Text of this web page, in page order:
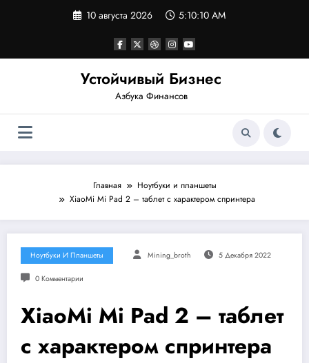
10 августа 2026 5:10:11 AM
Устойчивый Бизнес
Азбука Финансов
Главная
Ноутбуки и планшеты
XiaoMi Mi Pad 2 – таблет с характером спринтера
Ноутбуки И Планшеты Mining_broth 5 Декабря 2022
0 Комментарии
XiaoMi Mi Pad 2 – таблет
с характером спринтера